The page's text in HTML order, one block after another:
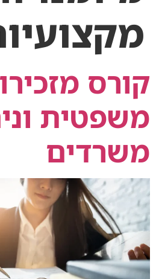
קורס
משפטית
משרדים